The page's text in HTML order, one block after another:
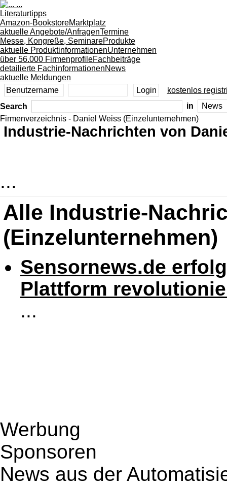
Literaturtipps
Amazon-BookstoreMarktplatz
aktuelle Angebote/AnfragenTermine
Messe, Kongreße, SeminareProdukte
aktuelle ProduktinformationenUnternehmen
über 56.000 FirmenprofileFachbeiträge
detailierte FachinformationenNews
aktuelle Meldungen
kostenlos
Search
in
Firmenverzeichnis - Daniel Weiss (Einzelunternehmen)
Industrie-Nachrichten von
...
Alle Industrie-
(Einzelunternehmen)
Sensornews.de
Plattform
...
Werbung
Sponsoren
News aus der